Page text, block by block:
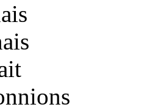
ais
ais
ions